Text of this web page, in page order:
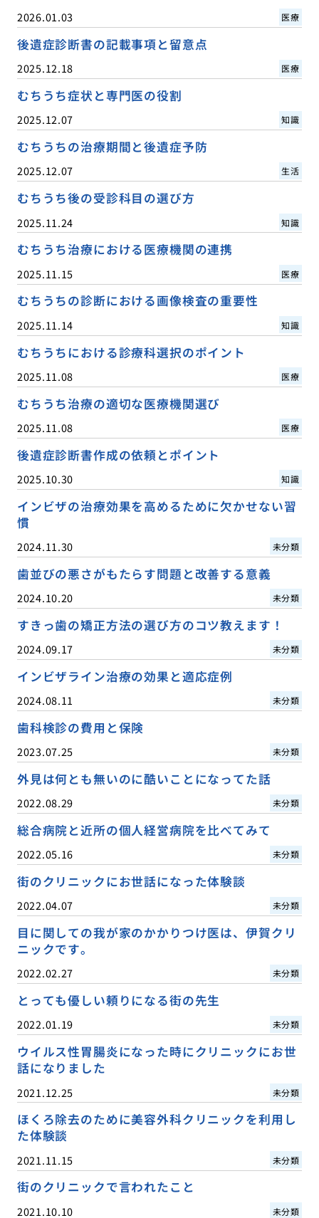
2026.01.03 医療
後遺症診断書の記載事項と留意点
2025.12.18 医療
むちうち症状と専門医の役割
2025.12.07 知識
むちうちの治療期間と後遺症予防
2025.12.07 生活
むちうち後の受診科目の選び方
2025.11.24 知識
むちうち治療における医療機関の連携
2025.11.15 医療
むちうちの診断における画像検査の重要性
2025.11.14 知識
むちうちにおける診療科選択のポイント
2025.11.08 医療
むちうち治療の適切な医療機関選び
2025.11.08 医療
後遺症診断書作成の依頼とポイント
2025.10.30 知識
インビザの治療効果を高めるために欠かせない習
慣
2024.11.30 未分類
歯並びの悪さがもたらす問題と改善する意義
2024.10.20 未分類
すきっ歯の矯正方法の選び方のコツ教えます！
2024.09.17 未分類
インビザライン治療の効果と適応症例
2024.08.11 未分類
歯科検診の費用と保険
2023.07.25 未分類
外見は何とも無いのに酷いことになってた話
2022.08.29 未分類
総合病院と近所の個人経営病院を比べてみて
2022.05.16 未分類
街のクリニックにお世話になった体験談
2022.04.07 未分類
目に関しての我が家のかかりつけ医は、伊賀クリ
ニックです。
2022.02.27 未分類
とっても優しい頼りになる街の先生
2022.01.19 未分類
ウイルス性胃腸炎になった時にクリニックにお世
話になりました
2021.12.25 未分類
ほくろ除去のために美容外科クリニックを利用し
た体験談
2021.11.15 未分類
街のクリニックで言われたこと
2021.10.10 未分類